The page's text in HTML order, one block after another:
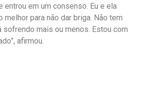
entrou em um consenso. Eu e ela
para não dar briga. Não tem
mais ou menos. Estou com
afirmou.